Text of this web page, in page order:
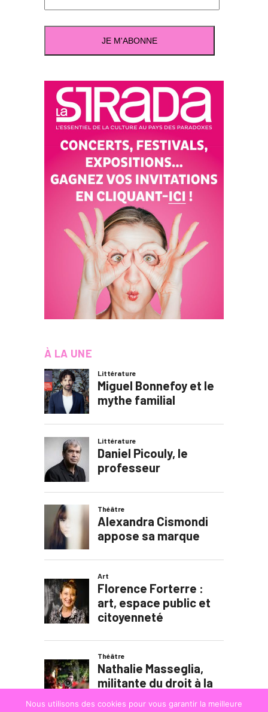
À LA UNE
Nous utilisons des cookies pour vous garantir la meilleure